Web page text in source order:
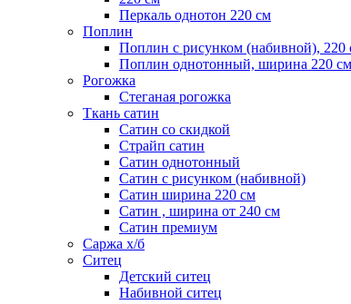
Перкаль однотон 220 см
Поплин
Поплин с рисунком (набивной), 220
Поплин однотонный, ширина 220 см
Рогожка
Стеганая рогожка
Ткань сатин
Сатин со скидкой
Страйп сатин
Сатин однотонный
Сатин с рисунком (набивной)
Сатин ширина 220 см
Сатин , ширина от 240 см
Сатин премиум
Саржа х/б
Ситец
Детский ситец
Набивной ситец